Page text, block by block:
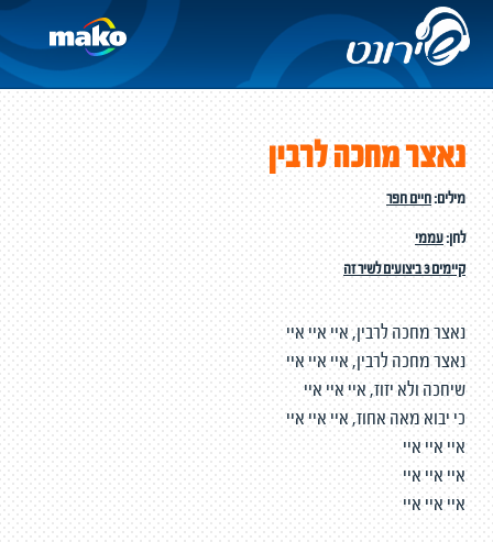
נאצר מחכה לרבין
מילים:חיים חפר
לחן:עממי
קיימים 3 ביצועים לשיר זה
נאצר מחכה לרבין, איי איי איי
נאצר מחכה לרבין, איי איי איי
שיחכה ולא יזוז, איי איי איי
כי יבוא מאה אחוז, איי איי איי
איי איי איי
איי איי איי
איי איי איי